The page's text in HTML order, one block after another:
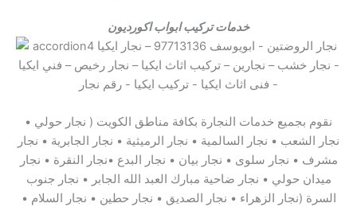
خدمات تركيب ابواب اكورديون
نقوم بجميع خدمات النجارة بكافة مناطق الكويت ( نجار حولي •
نجار الشعب • نجار السالمية • نجار الرميثية • نجار الجابرية • نجار
مشرف • نجار سلوى • نجار بيان • نجار البدع •نجار النقرة • نجار
ميدان حولي • نجار ضاحية مبارك العبد الله الجابر • نجار جنوب
السرة (نجار الزهراء • نجار الصديق • نجار حطين • نجار السلام •